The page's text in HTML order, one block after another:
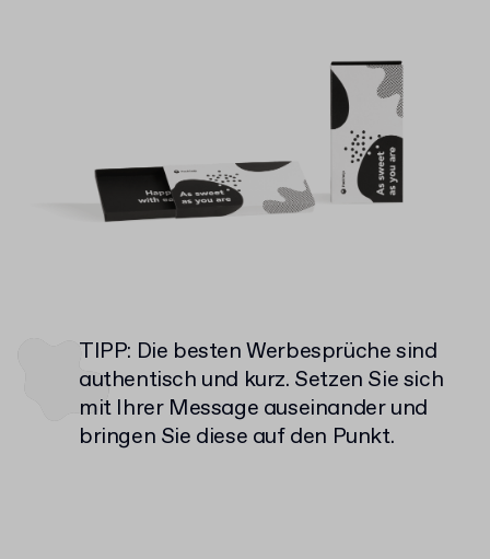
TIPP: Die besten Werbesprüche sind
authentisch und kurz. Setzen Sie sich
mit Ihrer Message auseinander und
bringen Sie diese auf den Punkt.